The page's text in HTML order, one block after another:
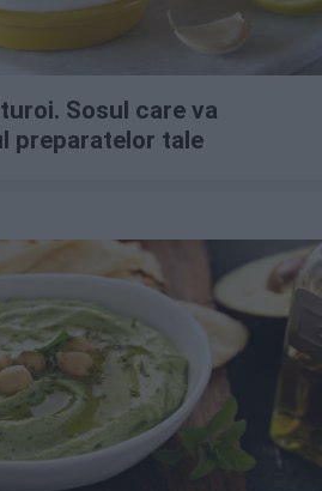
Sosul care va
preparatelor tale